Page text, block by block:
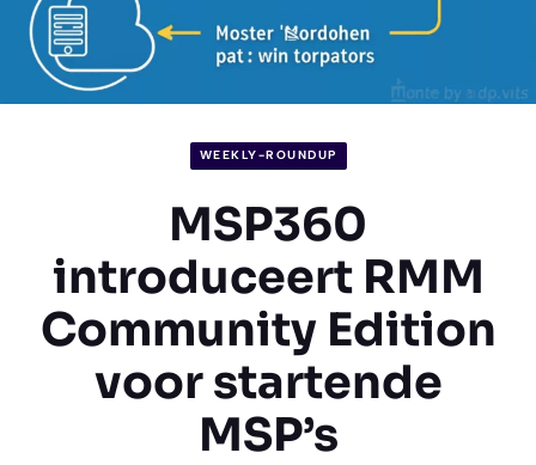
WEEKLY-ROUNDUP
MSP360
introduceert RMM
Community Edition
voor startende
MSP’s